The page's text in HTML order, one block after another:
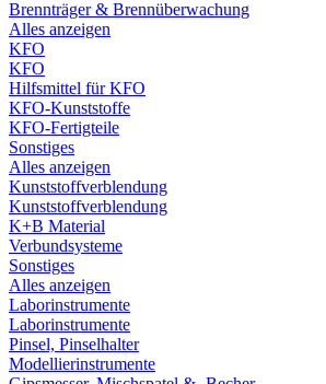
Brennträger & Brennüberwachung
Alles anzeigen
KFO
KFO
Hilfsmittel für KFO
KFO-Kunststoffe
KFO-Fertigteile
Sonstiges
Alles anzeigen
Kunststoffverblendung
Kunststoffverblendung
K+B Material
Verbundsysteme
Sonstiges
Alles anzeigen
Laborinstrumente
Laborinstrumente
Pinsel, Pinselhalter
Modellierinstrumente